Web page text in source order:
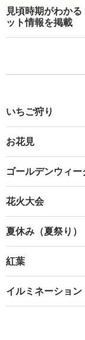
見頃時期がわか
ット情報を掲載
いちご狩り
お花見
ゴールデンウィー
花火大会
夏休み（夏祭り）
紅葉
イルミネーション